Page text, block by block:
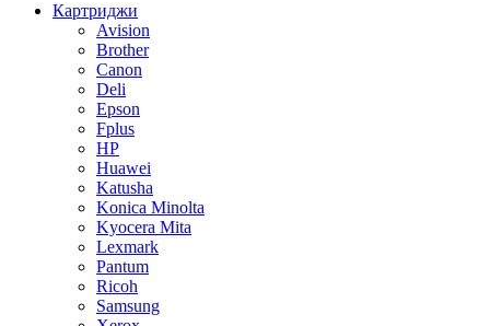
Картриджи
Avision
Brother
Canon
Deli
Epson
Fplus
HP
Huawei
Katusha
Konica Minolta
Kyocera Mita
Lexmark
Pantum
Ricoh
Samsung